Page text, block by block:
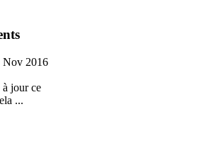
Nov 2016
à jour ce
...